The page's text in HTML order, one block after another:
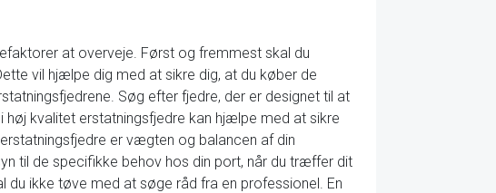
at overveje. Først og fremmest skal du
vil hjælpe dig med at sikre dig, at du køber de
Søg efter fjedre, der er designet til at
kvalitet erstatningsfjedre kan hjælpe med at sikre
er vægten og balancen af din
til de specifikke behov hos din port, når du træffer dit
du ikke tøve med at søge råd fra en professionel. En